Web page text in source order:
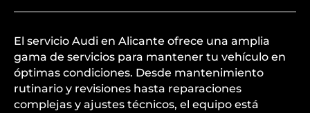
El servicio Audi en Alicante ofrece una amplia
gama de servicios para mantener tu vehículo en
óptimas condiciones. Desde mantenimiento
rutinario y revisiones hasta reparaciones
complejas y ajustes técnicos, el equipo está